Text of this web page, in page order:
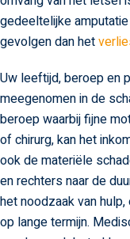
gedeeltelijke
gevolgen dan het
Uw leeftijd, beroep en
meegenomen in de
beroep waarbij fijne
of chirurg, kan het
ook de materiële
en rechters naar de
het noodzaak van
op lange termijn.